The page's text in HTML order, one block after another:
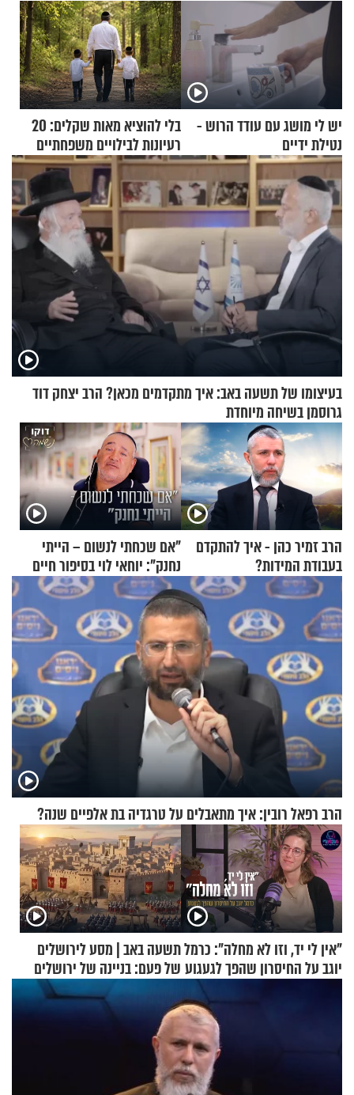
יש לי מושג עם עודד הרוש -
נטילת ידיים
בלי להוציא מאות שקלים: 20
רעיונות לבילויים משפחתיים
כמעט בחינם
בעיצומו של תשעה באב: איך מתקדמים מכאן? הרב יצחק דוד
גרוסמן בשיחה מיוחדת
הרב זמיר כהן - איך להתקדם
בעבודת המידות?
"אם שכחתי לנשום – הייתי
נחנק": יוחאי לוי בסיפור חיים
מעורר השראה
הרב רפאל רובין: איך מתאבלים על טרגדיה בת אלפיים שנה?
"אין לי יד, וזו לא מחלה": כרמל
יוגב על החיסרון שהפך לגעגוע
תשעה באב | מסע לירושלים
של פעם: בניינה של ירושלים